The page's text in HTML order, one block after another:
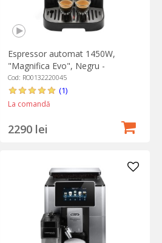
Espressor automat 1450W,
"Magnifica Evo", Negru -
DeLonghi
Cod: RO0132220045
(1)
La comandă
2290 lei